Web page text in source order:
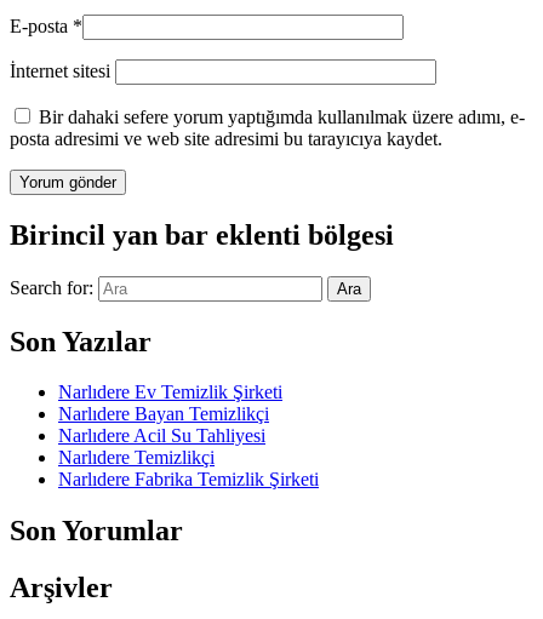
E-posta *
İnternet sitesi
Bir dahaki sefere yorum yaptığımda kullanılmak üzere adımı, e-
posta adresimi ve web site adresimi bu tarayıcıya kaydet.
Birincil yan bar eklenti bölgesi
Search for: Ara
Son Yazılar
Narlıdere Ev Temizlik Şirketi
Narlıdere Bayan Temizlikçi
Narlıdere Acil Su Tahliyesi
Narlıdere Temizlikçi
Narlıdere Fabrika Temizlik Şirketi
Son Yorumlar
Arşivler